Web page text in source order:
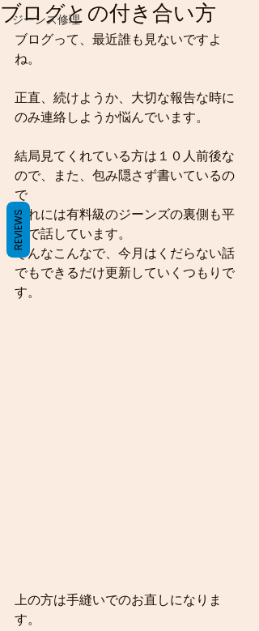
ジーンズ修理
ブログとの付き合い方
ブログって、最近誰も見ないですよ
ね。
正直、続けようか、大切な報告な時に
のみ連絡しようか悩んでいます。
結局見てくれている方は１０人前後な
ので、また、包み隠さず書いているの
で
それには有料級のジーンズの裏側も平
気で話しています。
そんなこんなで、今月はくだらない話
でもできるだけ更新していくつもりで
す。
上の方は手縫いでのお直しになりま
す。
REVIEWS